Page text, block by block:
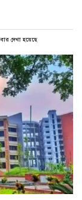
দেখা হয়েছে